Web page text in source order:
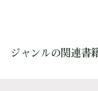
ジャンルの関連書